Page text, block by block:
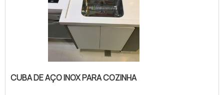
CUBA DE AÇO INOX PARA COZINHA